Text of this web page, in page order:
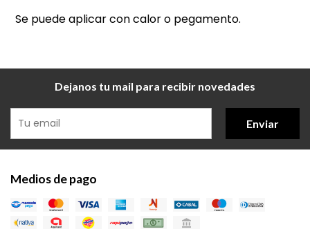
Se puede aplicar con calor o pegamento.
Dejanos tu mail para recibir novedades
Enviar
Medios de pago